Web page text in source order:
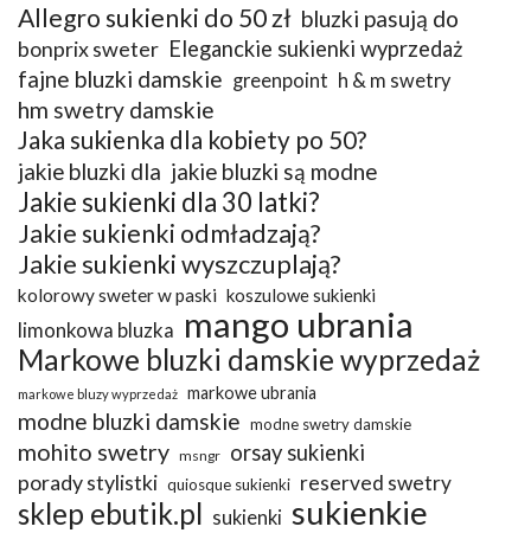
Allegro sukienki do 50 zł bluzki pasują do
bonprix sweter Eleganckie sukienki wyprzedaż
fajne bluzki damskie greenpoint h & m swetry
hm swetry damskie
Jaka sukienka dla kobiety po 50?
jakie bluzki dla jakie bluzki są modne
Jakie sukienki dla 30 latki?
Jakie sukienki odmładzają?
Jakie sukienki wyszczuplają?
kolorowy sweter w paski koszulowe sukienki
limonkowa bluzka mango ubrania
Markowe bluzki damskie wyprzedaż
markowe bluzy wyprzedaż markowe ubrania
modne bluzki damskie modne swetry damskie
mohito swetry msngr orsay sukienki
porady stylistki quiosque sukienki reserved swetry
sklep ebutik.pl sukienki sukienkie